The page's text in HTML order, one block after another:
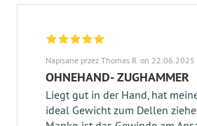
Napisane przez Thomas R. on 22.06.2025
OHNEHAND- ZUGHAMMER
Liegt gut in der Hand, hat
ideal Gewicht zum Dellen